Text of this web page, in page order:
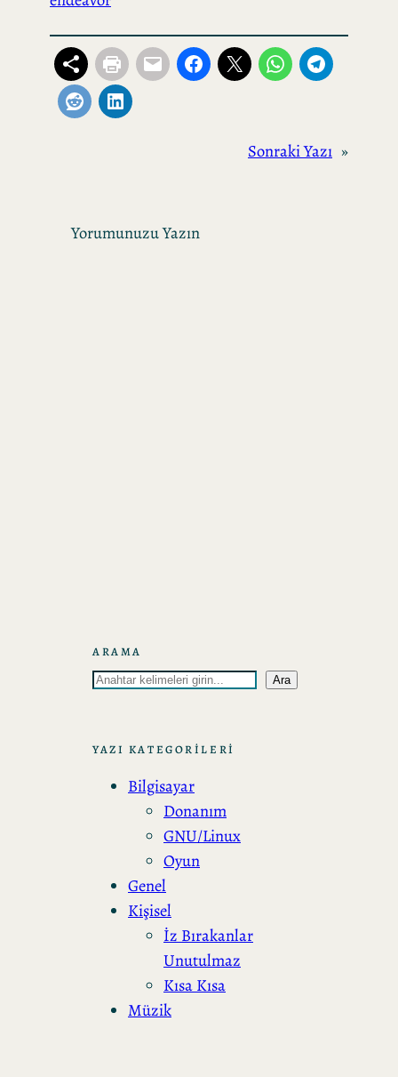
Sonraki Yazı »
Yorumunuzu Yazın
ARAMA
A
Ara
YAZI KATEGORİLERİ
Bilgisayar
Donanım
GNU/Linux
Oyun
Genel
Kişisel
İz Bırakanlar
Unutulmaz
Kısa Kısa
Müzik